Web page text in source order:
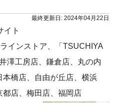
最終更新日: 2024年04月22日
イト
インストア、「TSUCHIYA
澤工房店、鎌倉店、丸の内
橋店、自由が丘店、横浜
都店、梅田店、福岡店